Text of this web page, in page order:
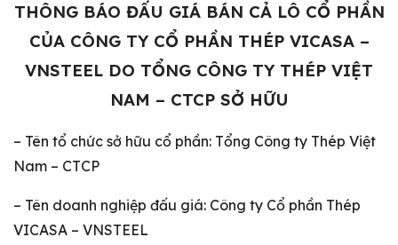
THÔNG BÁO ĐẤU GIÁ BÁN CẢ LÔ CỔ PHẦN
CỦA CÔNG TY CỔ PHẦN THÉP VICASA –
VNSTEEL DO TỔNG CÔNG TY THÉP VIỆT
NAM – CTCP SỞ HỮU
– Tên tổ chức sở hữu cổ phần: Tổng Công ty Thép Việt
Nam – CTCP
– Tên doanh nghiệp đấu giá: Công ty Cổ phần Thép
VICASA – VNSTEEL